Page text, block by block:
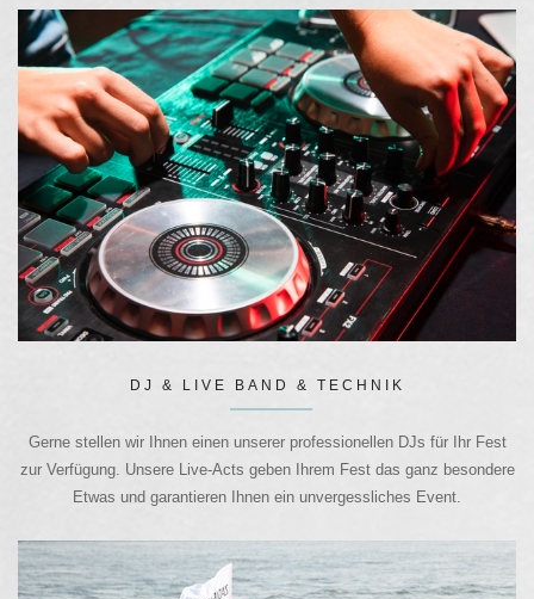
DJ & LIVE BAND & TECHNIK
Gerne stellen wir Ihnen einen unserer professionellen DJs für Ihr Fest
zur Verfügung. Unsere Live-Acts geben Ihrem Fest das ganz besondere
Etwas und garantieren Ihnen ein unvergessliches Event.